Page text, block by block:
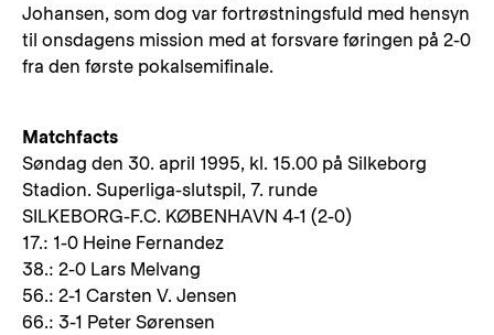
Johansen, som dog var fortrøstningsfuld med hensyn
til onsdagens mission med at forsvare føringen på 2-0
fra den første pokalsemifinale.
Matchfacts
Søndag den 30. april 1995, kl. 15.00 på Silkeborg
Stadion. Superliga-slutspil, 7. runde
SILKEBORG-F.C. KØBENHAVN 4-1 (2-0)
17.: 1-0 Heine Fernandez
38.: 2-0 Lars Melvang
56.: 2-1 Carsten V. Jensen
66.: 3-1 Peter Sørensen